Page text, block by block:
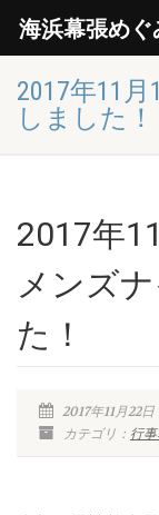
2017年11
しました！
2017年
メンズ
た！
2017年11月22日
カテゴリ： 行
海浜幕張めぐ